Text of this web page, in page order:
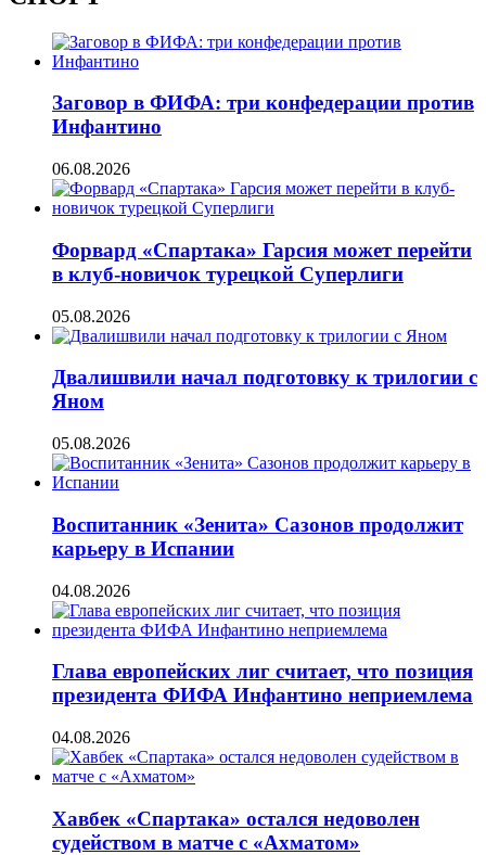
Заговор в ФИФА: три конфедерации против
Инфантино
06.08.2026
Форвард «Спартака» Гарсия может перейти
в клуб-новичок турецкой Суперлиги
05.08.2026
Двалишвили начал подготовку к трилогии с
Яном
05.08.2026
Воспитанник «Зенита» Сазонов продолжит
карьеру в Испании
04.08.2026
Глава европейских лиг считает, что позиция
президента ФИФА Инфантино неприемлема
04.08.2026
Хавбек «Спартака» остался недоволен
судейством в матче с «Ахматом»